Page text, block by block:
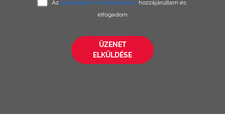
Az adatvédelmi nyilatkozathoz hozzájárultam és
elfogadom
ÜZENET
ELKÜLDÉSE